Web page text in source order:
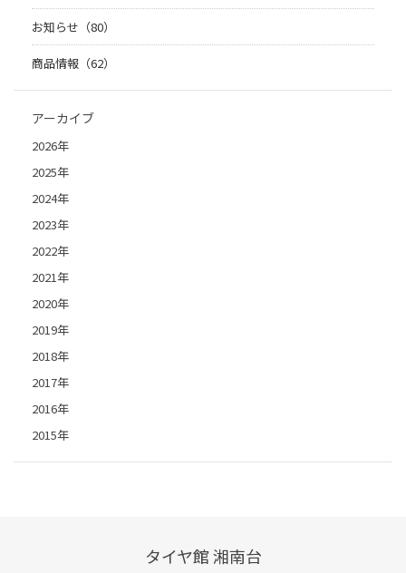
お知らせ（80）
商品情報（62）
アーカイブ
2026年
2025年
2024年
2023年
2022年
2021年
2020年
2019年
2018年
2017年
2016年
2015年
タイヤ館 湘南台